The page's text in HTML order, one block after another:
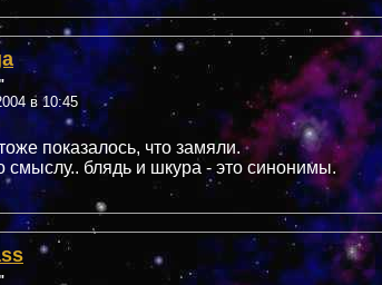
в 10:45
показалось, что замяли.
смыслу.. блядь и шкура - это синонимы.